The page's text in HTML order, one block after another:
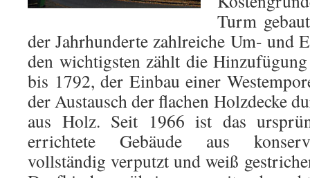
Turm
der Jahrhunderte zahlreiche Um- und
den wichtigsten zählt die
bis 1792, der Einbau einer
der Austausch der flachen Holzdecke
aus Holz. Seit 1966 ist das
errichtete Gebäude aus
vollständig verputzt und weiß